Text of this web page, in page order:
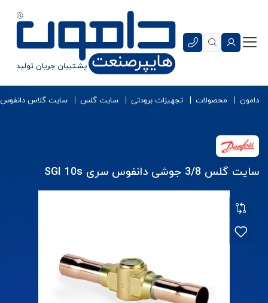
دامون محصولات تجهیزات برودتی سایت گلس سایت گلاس دانفوس
سایت گلس 3/8 جوشی دانفوس سری SGI 10s